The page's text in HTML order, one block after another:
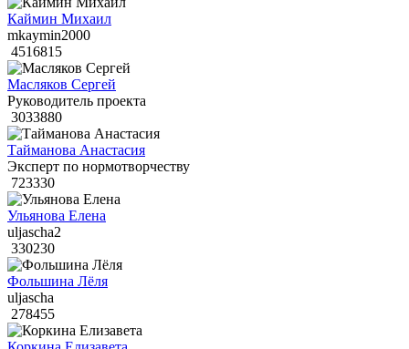
Каймин Михаил
mkaymin2000
4516815
Масляков Сергей
Руководитель проекта
3033880
Тайманова Анастасия
Эксперт по нормотворчеству
723330
Ульянова Елена
uljascha2
330230
Фольшина Лёля
uljascha
278455